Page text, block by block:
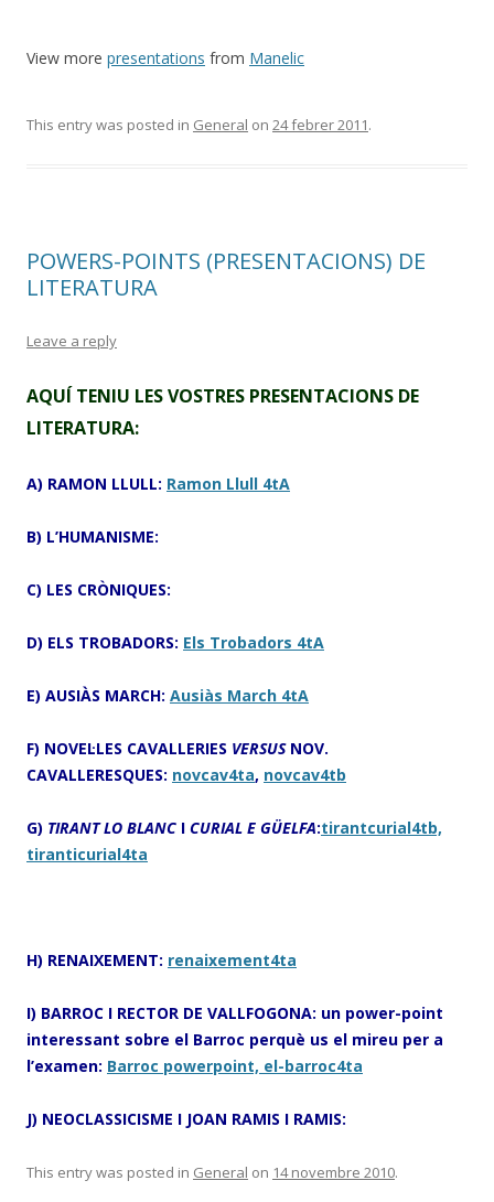
View more presentations from Manelic
This entry was posted in General on 24 febrer 2011.
POWERS-POINTS (PRESENTACIONS) DE
LITERATURA
Leave a reply
AQUÍ TENIU LES VOSTRES PRESENTACIONS DE
LITERATURA:
A) RAMON LLULL: Ramon Llull 4tA
B) L’HUMANISME:
C) LES CRÒNIQUES:
D) ELS TROBADORS: Els Trobadors 4tA
E) AUSIÀS MARCH: Ausiàs March 4tA
F) NOVEL·LES CAVALLERIES VERSUSNOV.
CAVALLERESQUES: novcav4ta, novcav4tb
G) TIRANT LO BLANC I CURIAL E GÜELFA:tirantcurial4tb,
tiranticurial4ta
H) RENAIXEMENT: renaixement4ta
I) BARROC I RECTOR DE VALLFOGONA: un power-point
interessant sobre el Barroc perquè us el mireu per a
l’examen: Barroc powerpoint, el-barroc4ta
J) NEOCLASSICISME I JOAN RAMIS I RAMIS:
This entry was posted in General on 14 novembre 2010.